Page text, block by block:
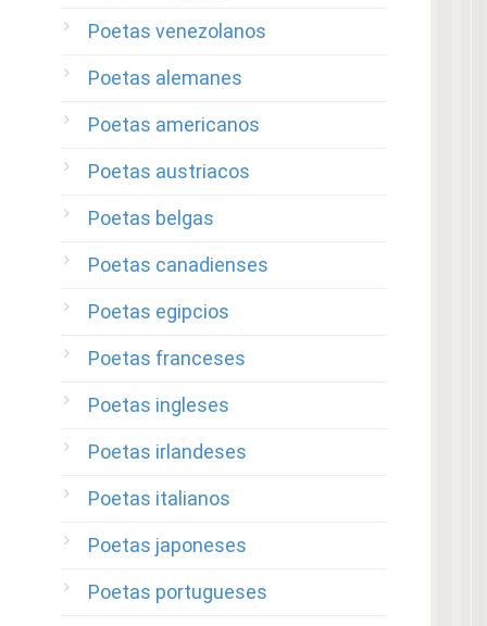
Poetas venezolanos
Poetas alemanes
Poetas americanos
Poetas austriacos
Poetas belgas
Poetas canadienses
Poetas egipcios
Poetas franceses
Poetas ingleses
Poetas irlandeses
Poetas italianos
Poetas japoneses
Poetas portugueses